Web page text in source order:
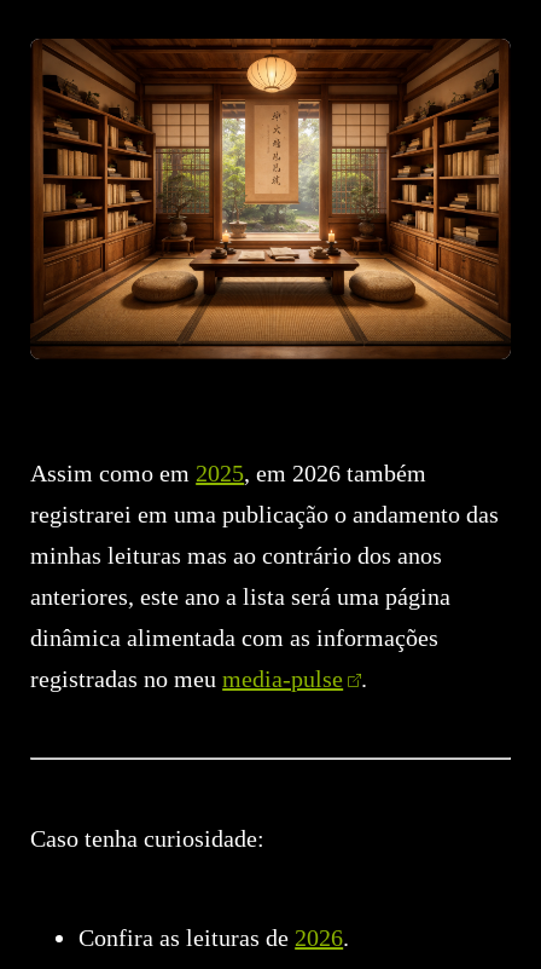
Assim como em 2025, em 2026 também
registrarei em uma publicação o andamento das
minhas leituras mas ao contrário dos anos
anteriores, este ano a lista será uma página
dinâmica alimentada com as informações
registradas no meumedia-pulse .
Caso tenha curiosidade:
Confira as leituras de 2026.